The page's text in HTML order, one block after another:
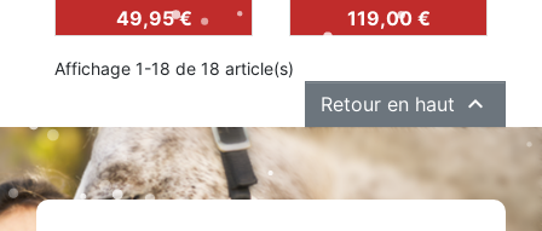
Prix
49,95 € Prix
119,00 €
Affichage 1-18 de 18 article(s)
Retour en haut 